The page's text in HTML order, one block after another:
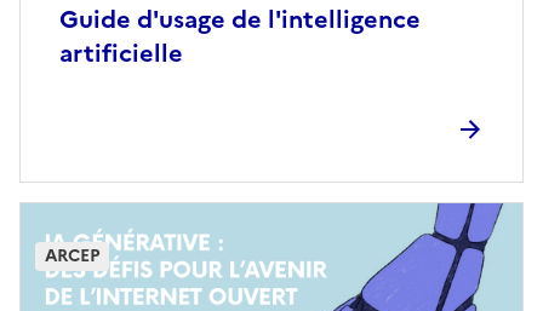
Guide d'usage de l'intelligence
artificielle
ARCEP